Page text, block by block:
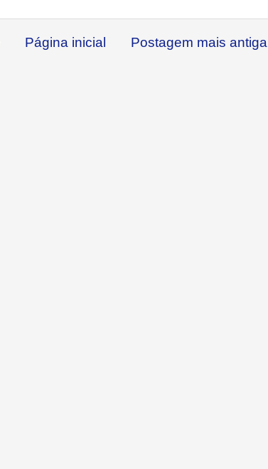
Postagem mais antiga
Página inicial